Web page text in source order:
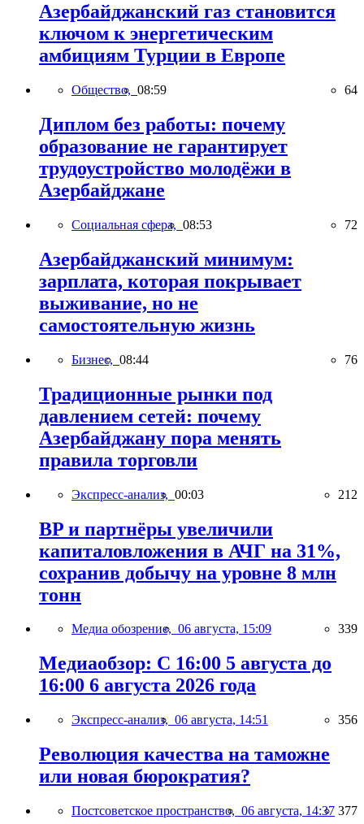
Азербайджанский газ становится
ключом к энергетическим
амбициям Турции в Европе
Общество, 08:59 64
Диплом без работы: почему
образование не гарантирует
трудоустройство молодёжи в
Азербайджане
Социальная сфера, 08:53 72
Азербайджанский минимум:
зарплата, которая покрывает
выживание, но не
самостоятельную жизнь
Бизнес, 08:44 76
Традиционные рынки под
давлением сетей: почему
Азербайджану пора менять
правила торговли
Экспресс-анализ, 00:03 212
BP и партнёры увеличили
капиталовложения в АЧГ на 31%,
сохранив добычу на уровне 8 млн
тонн
Медиа обозрение, 06 августа, 15:09 339
Медиаобзор: С 16:00 5 августа до
16:00 6 августа 2026 года
Экспресс-анализ, 06 августа, 14:51 356
Революция качества на таможне
или новая бюрократия?
Постсоветское пространство, 06 августа, 14:37 377